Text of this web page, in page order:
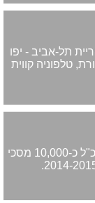
תל-אביב - יפו
טלפוניה קווית
גטר טק תספק עבור החשכ"ל כ-10,000 מסכי